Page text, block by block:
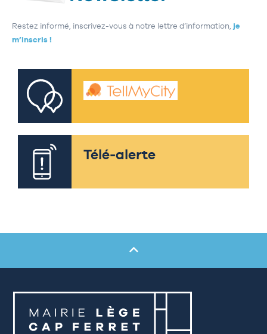
Restez informé, inscrivez-vous à notre lettre d’information, je
m’inscris !
Télé-alerte